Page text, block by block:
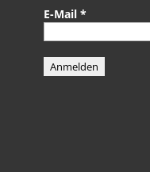
E-Mail *